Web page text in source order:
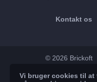
Kontakt os
© 2026 Brickoft
Vi bruger cookies til